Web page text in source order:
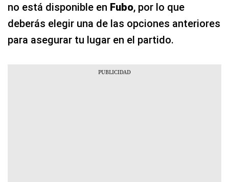
no está disponible en Fubo, por lo que
deberás elegir una de las opciones anteriores
para asegurar tu lugar en el partido.